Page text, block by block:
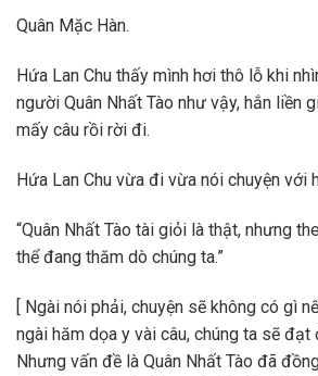
Quân Mặc Hàn.
Hứa Lan Chu thấy mình hơi thô lỗ khi
người Quân Nhất Tào như vậy, hắn liền
mấy câu rồi rời đi.
Hứa Lan Chu vừa đi vừa nói chuyện với
“Quân Nhất Tào tài giỏi là thật, nhưng
thể đang thăm dò chúng ta.”
[ Ngài nói phải, chuyện sẽ không có gì
ngài hăm dọa y vài câu, chúng ta sẽ
Nhưng vấn đề là Quân Nhất Tào đã